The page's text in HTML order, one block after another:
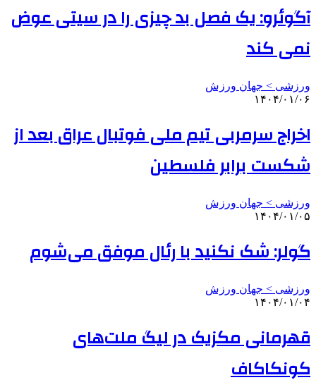
آگوئرو: یک فصل بد چیزی را در سیتی عوض
نمی کند
ورزشی > جهان ورزش
۱۴۰۴/۰۱/۰۶
اخراج سرمربی تیم ملی فوتبال عراق بعد از
شکست برابر فلسطین
ورزشی > جهان ورزش
۱۴۰۴/۰۱/۰۵
گولر: شک نکنید با رئال موفق می‌شوم
ورزشی > جهان ورزش
۱۴۰۴/۰۱/۰۴
قهرمانی مکزیک در لیگ ملت‌های
کونکاکاف